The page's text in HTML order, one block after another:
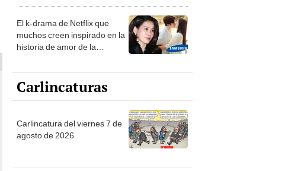
El k-drama de Netflix que
muchos creen inspirado en la
historia de amor de la
Carlincaturas
Carlincatura del viernes 7 de
agosto de 2026